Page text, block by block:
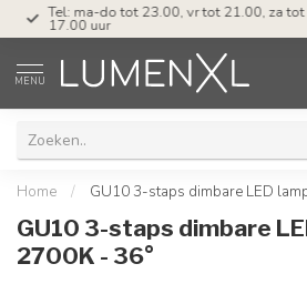
Tel: ma-do tot 23.00, vr tot 21.00, za tot
17.00 uur
MENU
Home / GU10 3-staps dimbare LED
GU10 3-staps dimbare
2700K - 36°